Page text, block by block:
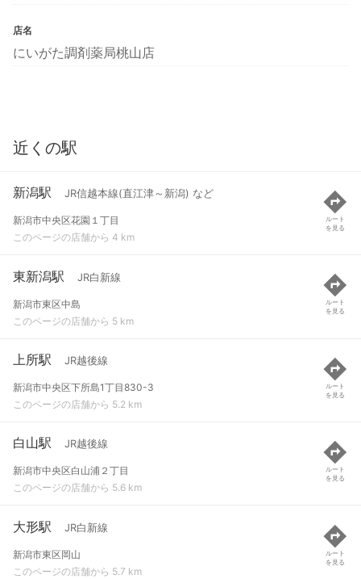
店名
にいがた調剤薬局桃山店
近くの駅
新潟駅 JR信越本線(直江津～新潟) など
新潟市中央区花園１丁目
このページの店舗から 4 km
ルート
を見る
東新潟駅 JR白新線
新潟市東区中島
このページの店舗から 5 km
ルート
を見る
上所駅 JR越後線
新潟市中央区下所島1丁目830-3
このページの店舗から 5.2 km
ルート
を見る
白山駅 JR越後線
新潟市中央区白山浦２丁目
このページの店舗から 5.6 km
ルート
を見る
大形駅 JR白新線
新潟市東区岡山
このページの店舗から 5.7 km
ルート
を見る